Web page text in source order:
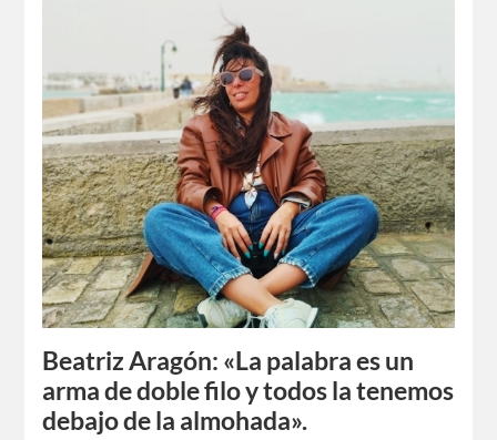
Beatriz Aragón: «La palabra es un
arma de doble filo y todos la tenemos
debajo de la almohada».